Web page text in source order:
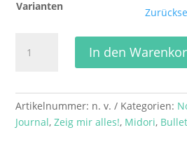
Varianten
MD
–
Dot
In den
Artikelnummer: n. v. Kategorien:
Journal,Zeig mir alles!, Midori,